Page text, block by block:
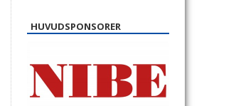
HUVUDSPONSORER